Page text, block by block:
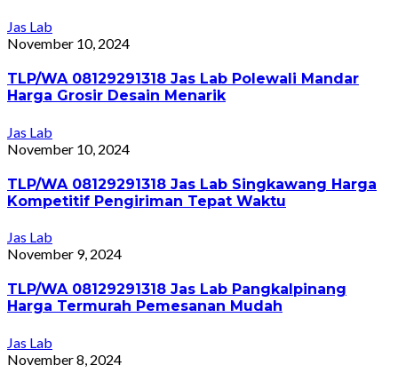
Jas Lab
November 10, 2024
TLP/WA 08129291318 Jas Lab Polewali Mandar
Harga Grosir Desain Menarik
Jas Lab
November 10, 2024
TLP/WA 08129291318 Jas Lab Singkawang Harga
Kompetitif Pengiriman Tepat Waktu
Jas Lab
November 9, 2024
TLP/WA 08129291318 Jas Lab Pangkalpinang
Harga Termurah Pemesanan Mudah
Jas Lab
November 8, 2024